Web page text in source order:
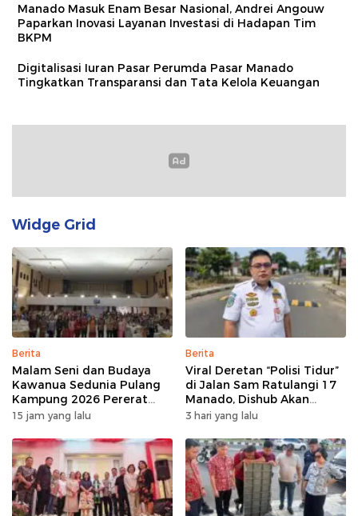
Manado Masuk Enam Besar Nasional, Andrei Angouw
Paparkan Inovasi Layanan Investasi di Hadapan Tim
BKPM
Digitalisasi Iuran Pasar Perumda Pasar Manado
Tingkatkan Transparansi dan Tata Kelola Keuangan
Widge Grid
Berita
Malam Seni dan Budaya
Kawanua Sedunia Pulang
Kampung 2026 Pererat
Persaudaraan dan
Sulawesi Utara
15 jam yang lalu
Berita
Viral Deretan “Polisi Tidur”
di Jalan Sam Ratulangi 17
Manado, Dishub Akan
Musyawarahkan Solusi
3 hari yang lalu